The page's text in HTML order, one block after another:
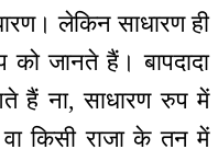
लेकिन साधारण ही
जानते हैं। बापदादा
हैं ना, साधारण रुप में
किसी राजा के तन में